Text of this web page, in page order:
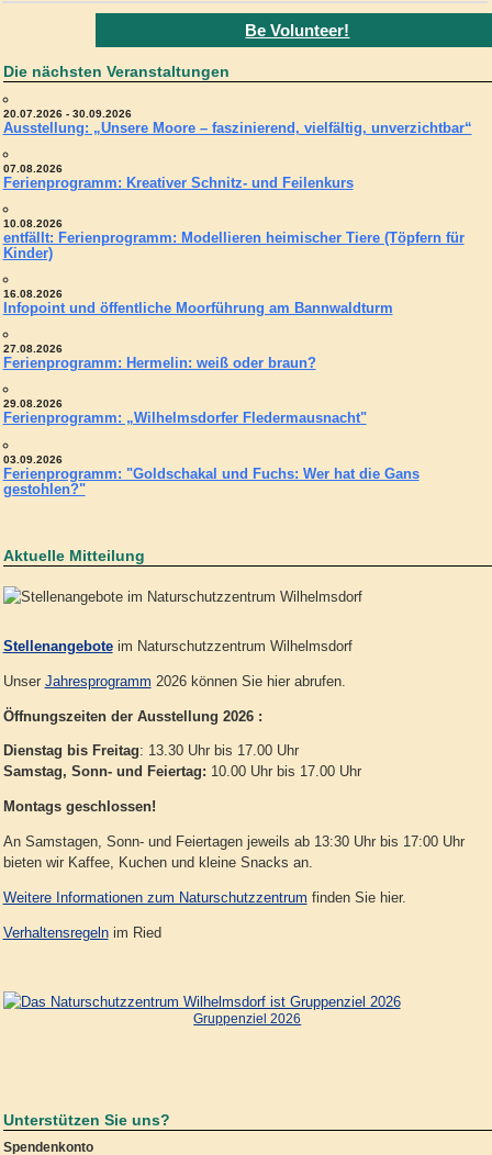
Be Volunteer!
Die nächsten Veranstaltungen
20.07.2026 - 30.09.2026
Ausstellung: „Unsere Moore – faszinierend, vielfältig, unverzichtbar“
07.08.2026
Ferienprogramm: Kreativer Schnitz- und Feilenkurs
10.08.2026
entfällt: Ferienprogramm: Modellieren heimischer Tiere (Töpfern für
Kinder)
16.08.2026
Infopoint und öffentliche Moorführung am Bannwaldturm
27.08.2026
Ferienprogramm: Hermelin: weiß oder braun?
29.08.2026
Ferienprogramm: „Wilhelmsdorfer Fledermausnacht"
03.09.2026
Ferienprogramm: "Goldschakal und Fuchs: Wer hat die Gans
gestohlen?"
Aktuelle Mitteilung
Stellenangeboteim Naturschutzzentrum Wilhelmsdorf
Unser Jahresprogramm 2026 können Sie hier abrufen.
Öffnungszeiten der Ausstellung 2026 :
Dienstag bis Freitag: 13.30 Uhr bis 17.00 Uhr
Samstag, Sonn- und Feiertag: 10.00 Uhr bis 17.00 Uhr
Montags geschlossen!
An Samstagen, Sonn- und Feiertagen jeweils ab 13:30 Uhr bis 17:00 Uhr
bieten wir Kaffee, Kuchen und kleine Snacks an.
Weitere Informationen zum Naturschutzzentrum finden Sie hier.
Verhaltensregelnim Ried
Gruppenziel 2026
Unterstützen Sie uns?
Spendenkonto